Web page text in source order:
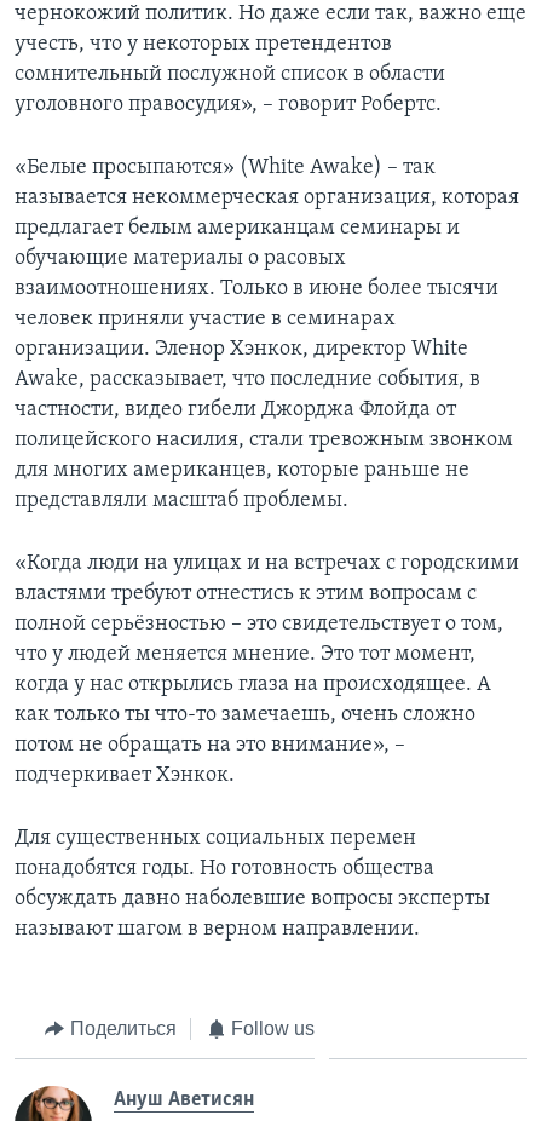
чернокожий политик. Но даже если так, важно еще
учесть, что у некоторых претендентов
сомнительный послужной список в области
уголовного правосудия», – говорит Робертс.
«Белые просыпаются» (White Awake) – так
называется некоммерческая организация, которая
предлагает белым американцам семинары и
обучающие материалы о расовых
взаимоотношениях. Только в июне более тысячи
человек приняли участие в семинарах
организации. Эленор Хэнкок, директор White
Awake, рассказывает, что последние события, в
частности, видео гибели Джорджа Флойда от
полицейского насилия, стали тревожным звонком
для многих американцев, которые раньше не
представляли масштаб проблемы.
«Когда люди на улицах и на встречах с городскими
властями требуют отнестись к этим вопросам с
полной серьёзностью – это свидетельствует о том,
что у людей меняется мнение. Это тот момент,
когда у нас открылись глаза на происходящее. А
как только ты что-то замечаешь, очень сложно
потом не обращать на это внимание», –
подчеркивает Хэнкок.
Для существенных социальных перемен
понадобятся годы. Но готовность общества
обсуждать давно наболевшие вопросы эксперты
называют шагом в верном направлении.
Поделиться Follow us
Ануш Аветисян